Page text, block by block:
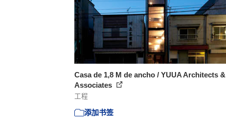
Casa de 1,8 M de ancho / YUUA Architects &
Associates
工程
添加书签